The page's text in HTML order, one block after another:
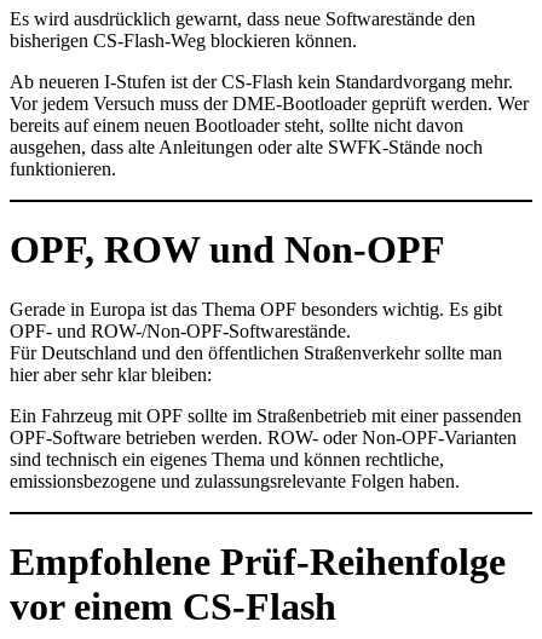
Es wird ausdrücklich gewarnt, dass neue Softwarestände den
bisherigen CS-Flash-Weg blockieren können.
Ab neueren I-Stufen ist der CS-Flash kein Standardvorgang mehr.
Vor jedem Versuch muss der DME-Bootloader geprüft werden. Wer
bereits auf einem neuen Bootloader steht, sollte nicht davon
ausgehen, dass alte Anleitungen oder alte SWFK-Stände noch
funktionieren.
OPF, ROW und Non-OPF
Gerade in Europa ist das Thema OPF besonders wichtig. Es gibt
OPF- und ROW-/Non-OPF-Softwarestände.
Für Deutschland und den öffentlichen Straßenverkehr sollte man
hier aber sehr klar bleiben:
Ein Fahrzeug mit OPF sollte im Straßenbetrieb mit einer passenden
OPF-Software betrieben werden. ROW- oder Non-OPF-Varianten
sind technisch ein eigenes Thema und können rechtliche,
emissionsbezogene und zulassungsrelevante Folgen haben.
Empfohlene Prüf-Reihenfolge
vor einem CS-Flash